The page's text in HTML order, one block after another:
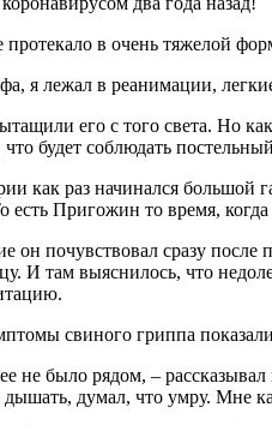
в очень тяжелой
я лежал в реанимации,
его с того света. Но
что будет соблюдать
как раз начинался большой
Пригожин то время,
он почувствовал сразу
И там выяснилось, что
свиного гриппа
не было рядом, –
думал, что умру. Мне